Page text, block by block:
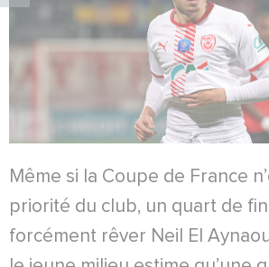
Même si la Coupe de France
priorité du club, un quart de
forcément rêver Neil El